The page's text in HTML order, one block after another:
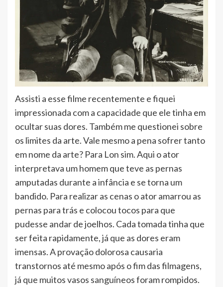
Assisti a esse filme recentemente e fiquei
impressionada com a capacidade que ele tinha em
ocultar suas dores. Também me questionei sobre
os limites da arte. Vale mesmo a pena sofrer tanto
em nome da arte? Para Lon sim. Aqui o ator
interpretava um homem que teve as pernas
amputadas durante a infância e se torna um
bandido. Para realizar as cenas o ator amarrou as
pernas para trás e colocou tocos para que
pudesse andar de joelhos. Cada tomada tinha que
ser feita rapidamente, já que as dores eram
imensas. A provação dolorosa causaria
transtornos até mesmo após o fim das filmagens,
já que muitos vasos sanguíneos foram rompidos.